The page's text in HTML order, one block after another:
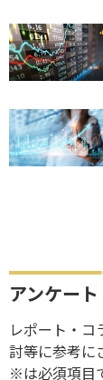
アンケート
レポート・
討等に参考に
※は必須項目